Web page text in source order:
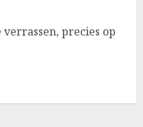
precies op